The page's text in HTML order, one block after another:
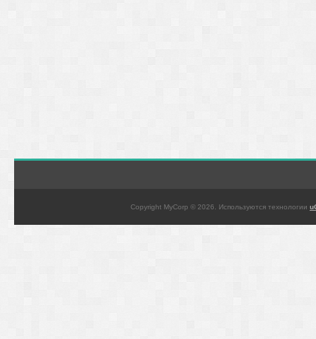
Copyright MyCorp © 2026 Используются технологии